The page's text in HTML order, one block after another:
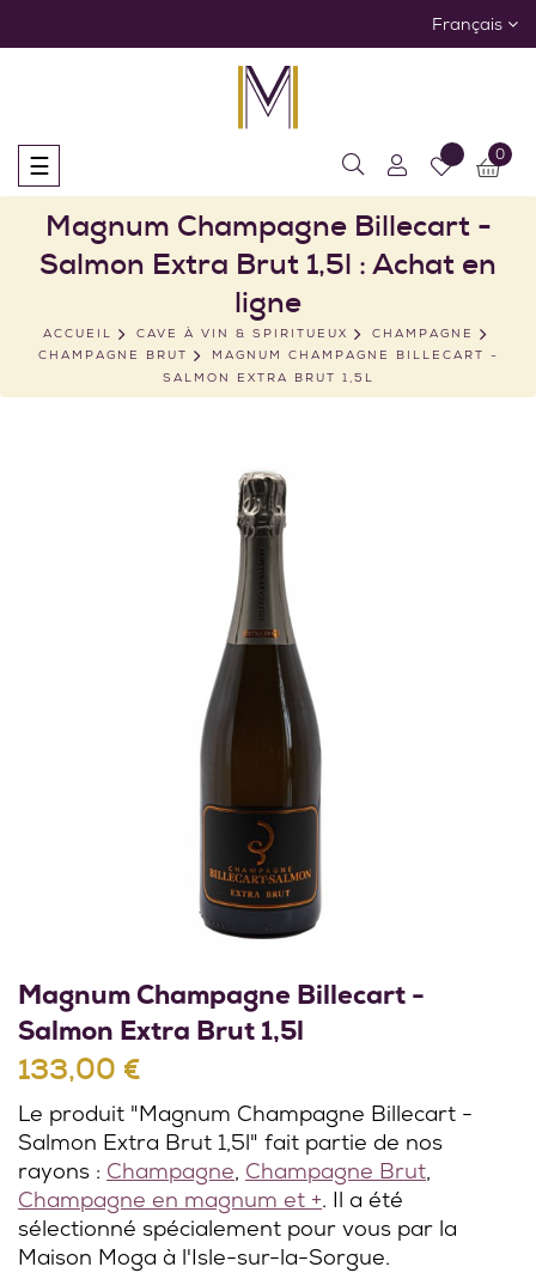
Français
Basculer
la
navigation
☰ 0
Magnum Champagne Billecart -
Salmon Extra Brut 1,5l : Achat en
ligne
ACCUEIL CAVE À VIN & SPIRITUEUX
CHAMPAGNE
CHAMPAGNE BRUT
MAGNUM CHAMPAGNE BILLECART -
SALMON EXTRA BRUT 1,5L
Magnum Champagne Billecart -
Salmon Extra Brut 1,5l
133,00 €
Le produit "Magnum Champagne Billecart -
Salmon Extra Brut 1,5l" fait partie de nos
rayons : Champagne, Champagne Brut,
Champagne en magnum et +. Il a été
sélectionné spécialement pour vous par la
Maison Moga à l'Isle-sur-la-Sorgue.